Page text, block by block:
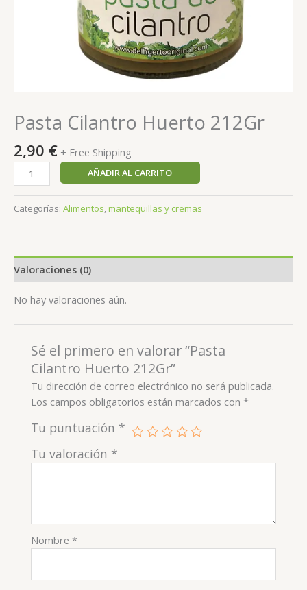
Pasta Cilantro Huerto 212Gr
2,90 € + Free Shipping
AÑADIR AL CARRITO
Categorías: Alimentos,mantequillas y cremas
Valoraciones (0)
No hay valoraciones aún.
Sé el primero en valorar “Pasta
Cilantro Huerto 212Gr”
Tu dirección de correo electrónico no será publicada.
Los campos obligatorios están marcados con*
Tu puntuación *
Tu valoración *
Nombre*